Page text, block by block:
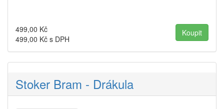
499,00 Kč
499,00 Kč s DPH
Stoker Bram - Drákula